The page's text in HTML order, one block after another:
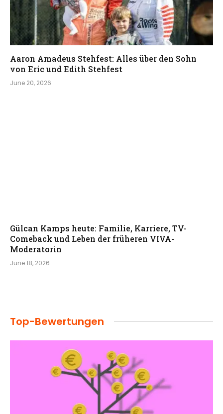
Aaron Amadeus Stehfest: Alles über den Sohn
von Eric und Edith Stehfest
June 20, 2026
Gülcan Kamps heute: Familie, Karriere, TV-
Comeback und Leben der früheren VIVA-
Moderatorin
June 18, 2026
Top-Bewertungen